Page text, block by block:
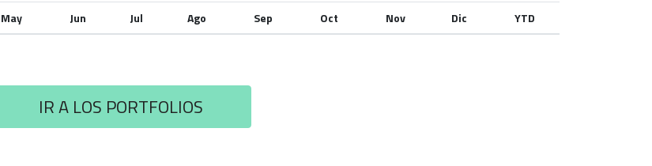
May Jun Jul Ago Sep Oct Nov Dic YTD
IR A LOS PORTFOLIOS